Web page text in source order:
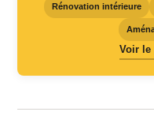
Rénovation intérieure
Voir le